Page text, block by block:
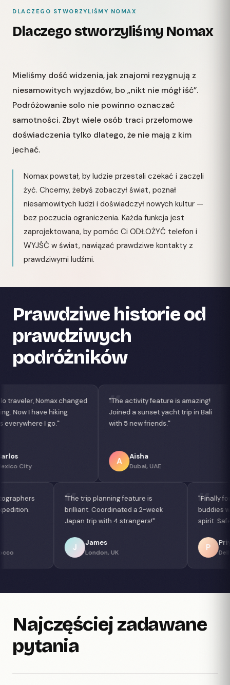
DLACZEGO STWORZYLIŚMY NOMAX
Dlaczego stworzyliśmy Nomax
Mieliśmy dość widzenia, jak znajomi rezygnują z
niesamowitych wyjazdów, bo „nikt nie mógł iść”.
Podróżowanie solo nie powinno oznaczać
samotności. Zbyt wiele osób traci przełomowe
doświadczenia tylko dlatego, że nie mają z kim
jechać.
Nomax powstał, by ludzie przestali czekać i zaczęli
żyć. Chcemy, żebyś zobaczył świat, poznał
niesamowitych ludzi i doświadczył nowych kultur —
bez poczucia ograniczenia. Każda funkcja jest
zaprojektowana, by pomóc Ci ODŁOŻYĆ telefon i
WYJŚĆ w świat, nawiązać prawdziwe kontakty z
prawdziwymi ludźmi.
Prawdziwe historie od
prawdziwych
podróżników
"The activity feature is amazing!
Joined a sunset yacht trip in Bali
with 5 new friends."
"Best app for
Found
"Connected with photographers
for a Sahara Desert expedition.
Magical experience!"
Marrakech, Morocco
"The trip planning feature is
brilliant. Coordinated a 2-
Japan trip with 4 strangers!"
Najczęściej zadawane
pytania